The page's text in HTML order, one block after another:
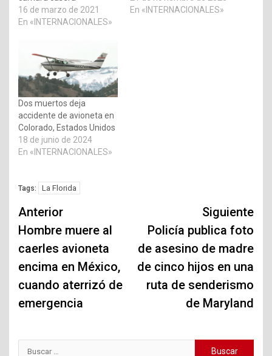
16 de marzo de 2021
En «INTERNACIONALES»
En «INTERNACIONALES»
Dos muertos deja
accidente de avioneta en
Colorado, Estados Unidos
18 de junio de 2024
En «INTERNACIONALES»
Tags: La Florida
Navegación
de
entradas
Anterior
Hombre muere al
caerles avioneta
encima en México,
cuando aterrizó de
emergencia
Siguiente
Policía publica foto
de asesino de madre
de cinco hijos en una
ruta de senderismo
de Maryland
Buscar: